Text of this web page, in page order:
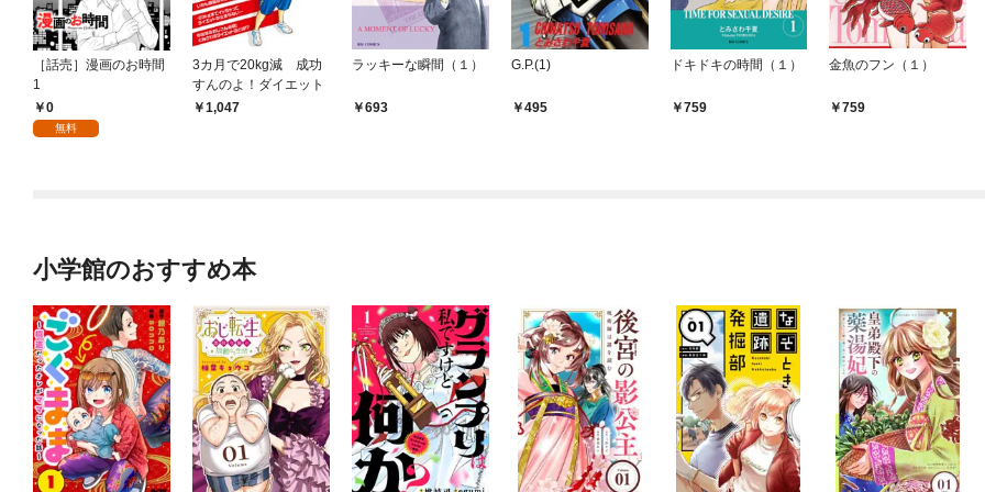
［話売］漫画のお時間
1
0
無料
3カ月で20kg減 成功
すんのよ！ダイエット
1,047
ラッキーな瞬間（１）
693
G.P.(1)
495
ドキドキの時間（１）
759
金魚のフン（１）
759
小学館のおすすめ本